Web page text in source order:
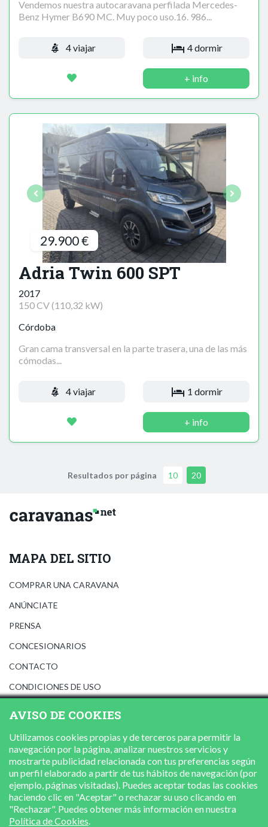
Vendemos nuestra autocaravana perfilada Mercedes-
Benz Hymer B690 MC. Muy poco uso.16. 986...
4 viajar 4 dormir
+ info
29.900 €
Adria Twin 600 SPT
2017
150 CV (110,32 kW)
Córdoba
Gran cama transversal en la parte trasera, una de las más
cómodas...
4 viajar 1 dormir
+ info
Resultados por página 10 20
MAPA DEL SITIO
COMPRAR UNA CARAVANA
ANÚNCIATE
PRENSA
CONCESIONARIOS
CONTACTO
CONDICIONES DE USO
POLÍTICA DE COOKIES
AVISO DE COOKIES
Utilizamos cookies propias y de terceros para permitir la
navegación por la página, analizar nuestros servicios y
mostrarte publicidad relacionada con tus preferencias según
un perfil elaborado a partir de tus hábitos de navegación (por
ejemplo, páginas visitadas). Puedes aceptar todas las cookies
haciendo clic en "Aceptar" o rechazar su uso clicando en
"Rechazar". Puedes obtener más información en nuestra
Política de Cookies.